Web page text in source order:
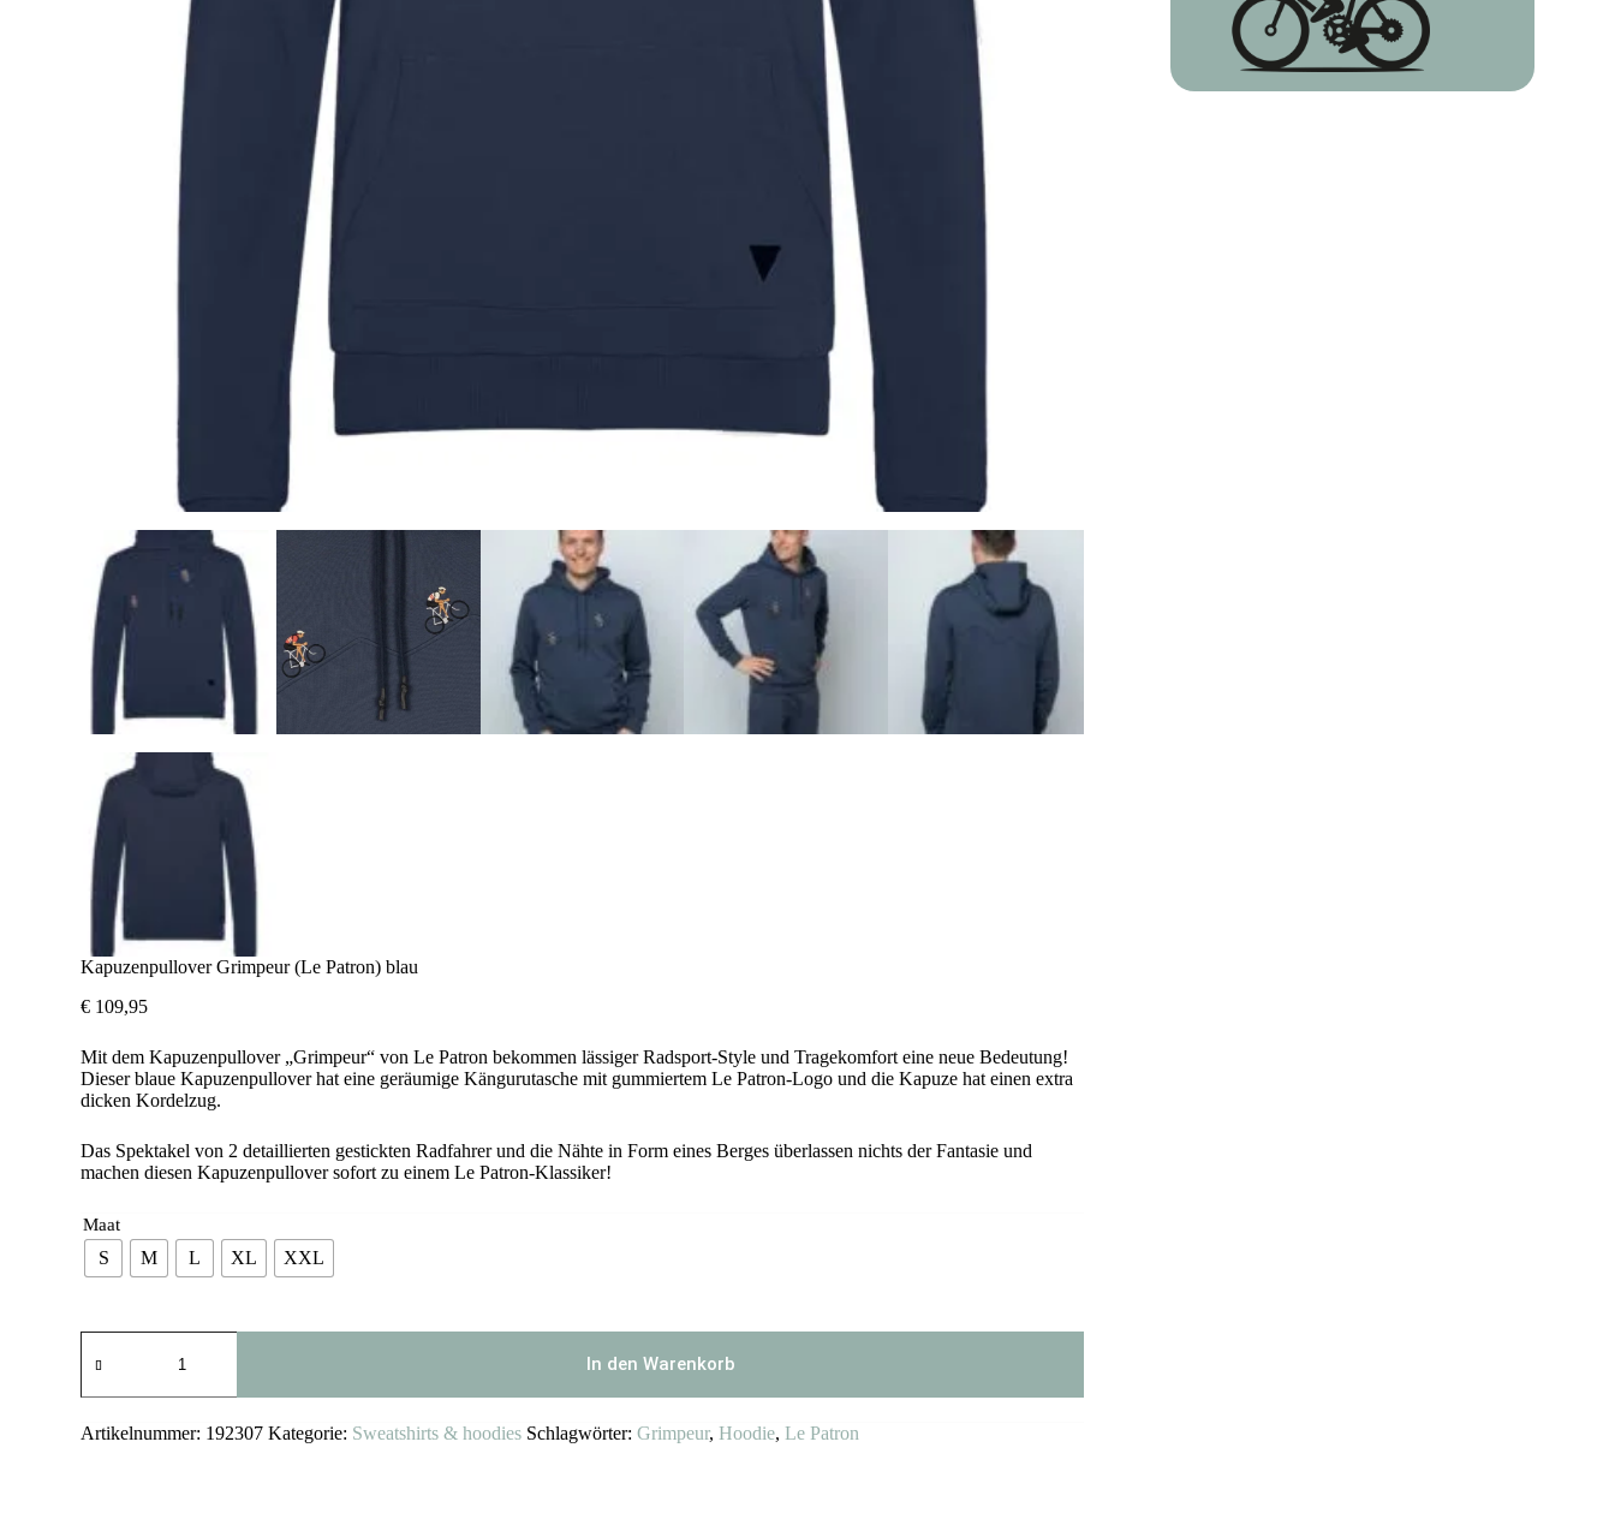
Kapuzenpullover Grimpeur (Le Patron) blau
€ 109,95
Mit dem Kapuzenpullover „Grimpeur“ von Le Patron bekommen lässiger Radsport-Style und Tragekomfort eine neue Bedeutung!
Dieser blaue Kapuzenpullover hat eine geräumige Kängurutasche mit gummiertem Le Patron-Logo und die Kapuze hat einen extra
dicken Kordelzug.
Das Spektakel von 2 detaillierten gestickten Radfahrer und die Nähte in Form eines Berges überlassen nichts der Fantasie und
machen diesen Kapuzenpullover sofort zu einem Le Patron-Klassiker!
Maat
S M L XL XXL
Grimpeur
Patron)
Menge
In den Warenkorb
Artikelnummer: 192307 Kategorie: Sweatshirts & hoodies Schlagwörter:Grimpeur,Hoodie,Le Patron